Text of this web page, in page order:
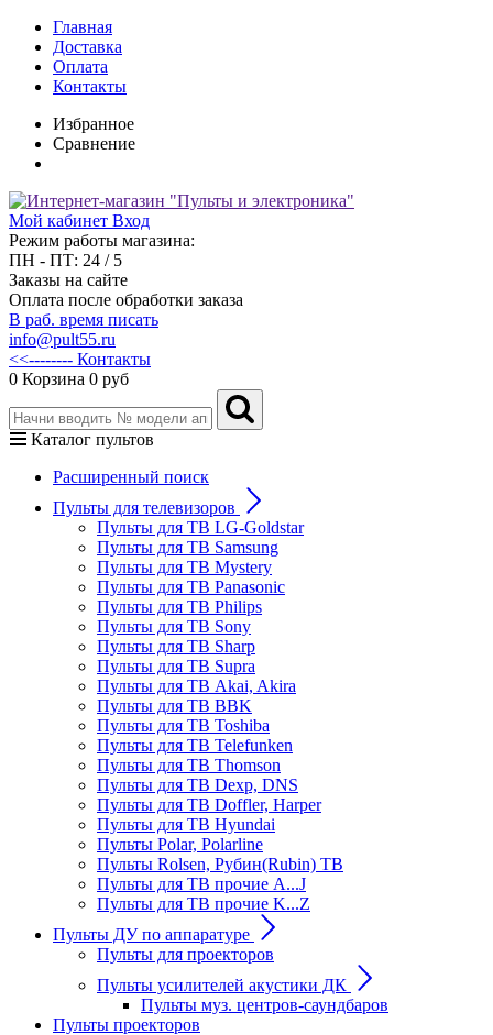
Главная
Доставка
Оплата
Контакты
Избранное
Сравнение
Мой кабинет Вход
Режим работы магазина:
ПН - ПТ: 24 / 5
Заказы на сайте
Оплата после обработки заказа
В раб. время писать
info@pult55.ru
<<-------- Контакты
0 Корзина 0 руб
Каталог пультов
Расширенный поиск
Пульты для телевизоров
Пульты для ТВ LG-Goldstar
Пульты для ТВ Samsung
Пульты для ТВ Mystery
Пульты для ТВ Panasonic
Пульты для ТВ Philips
Пульты для ТВ Sony
Пульты для ТВ Sharp
Пульты для ТВ Supra
Пульты для ТВ Akai, Akira
Пульты для ТВ BBK
Пульты для ТВ Toshiba
Пульты для ТВ Telefunken
Пульты для ТВ Thomson
Пульты для ТВ Dexp, DNS
Пульты для ТВ Doffler, Harper
Пульты для ТВ Hyundai
Пульты Polar, Polarline
Пульты Rolsen, Рубин(Rubin) ТВ
Пульты для ТВ прочие A...J
Пульты для ТВ прочие K...Z
Пульты ДУ по аппаратуре
Пульты для проекторов
Пульты усилителей акустики ДК
Пульты муз. центров-саундбаров
Пульты проекторов